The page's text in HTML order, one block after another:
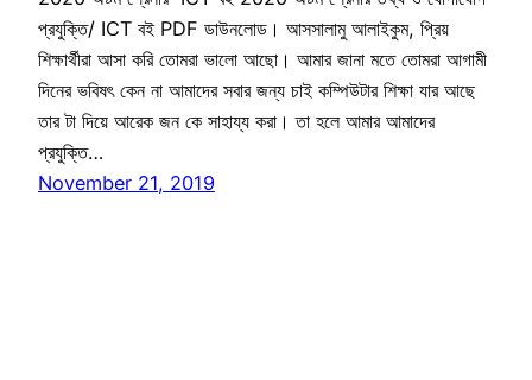
প্রযুক্তি/ ICT বই PDF ডাউনলোড। আসসালামু আলাইকুম, প্রিয়
শিক্ষার্থীরা আসা করি তোমরা ভালো আছো। আমার জানা মতে তোমরা আগামী
দিনের ভবিষৎ কেন না আমাদের সবার জন্য চাই কম্পিউটার শিক্ষা যার আছে
তার টা দিয়ে আরেক জন কে সাহায্য করা। তা হলে আমার আমাদের
প্রযুক্তি…
November 21, 2019